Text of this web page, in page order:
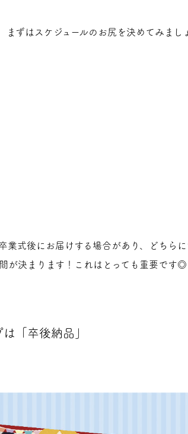
ずはスケジュールのお尻を決めてみまし
業式後にお届けする場合があり、どちら
が決まります！これはとっても重要です◎
「卒後納品」